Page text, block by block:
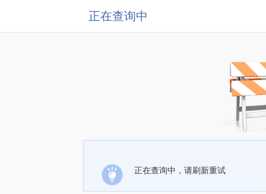
正在查询中
正在查询中，请刷新重试